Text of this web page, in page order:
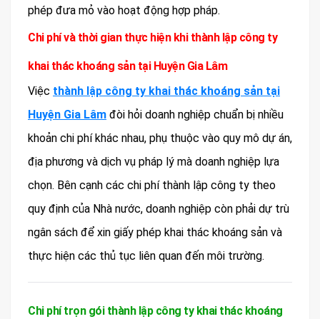
phép đưa mỏ vào hoạt động hợp pháp.
Chi phí và thời gian thực hiện khi thành lập công ty
khai thác khoáng sản tại Huyện Gia Lâm
Việc thành lập công ty khai thác khoáng sản tại
Huyện Gia Lâm đòi hỏi doanh nghiệp chuẩn bị nhiều
khoản chi phí khác nhau, phụ thuộc vào quy mô dự án,
địa phương và dịch vụ pháp lý mà doanh nghiệp lựa
chọn. Bên cạnh các chi phí thành lập công ty theo
quy định của Nhà nước, doanh nghiệp còn phải dự trù
ngân sách để xin giấy phép khai thác khoáng sản và
thực hiện các thủ tục liên quan đến môi trường.
Chi phí trọn gói thành lập công ty khai thác khoáng